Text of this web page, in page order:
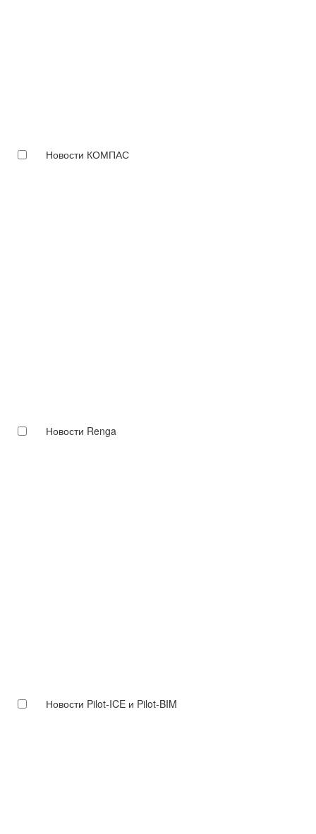
Новости КОМПАС
Новости Renga
Новости Pilot-ICE и Pilot-BIM